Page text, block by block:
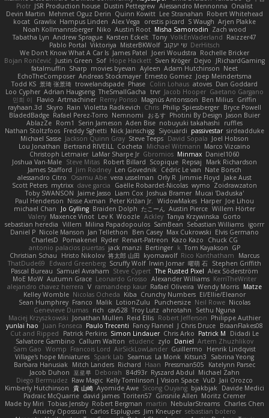
Piotr JSR Production house Dustin Pettegrew Alessandro Mennonna Onalist
Devin Martin Mehmet Oguz Derin Quinn Kowitt Lee Stranahan Robert Whitehead
kocat Grawlix Hampus Linden Alex Vega orestis picard S Waugh Arjen Plakke
Noah Kollmannsberger Niko Austin Root Misha Samorodin Zach wood
Tabatha Lyn Andrew Sprague Karsten Eckelt Tony VolkEnVaderland Raizzer47
Pablo Portal Viktoriya MisterBKWolf שי יעקוב DerHitsch
We Don't Know What A Car Is James Patel Joeri Woudstra Rochelle Bricker
Bojan Rončević
Justin Green Sof Hope Hackett Sven Kröger Dejvo
JRichardGaming
fatalmuffin Sharp movies byevan Ayleen Adam Hutchinson Neet
EchoTheComposer Andreas Stockmayer Ernesto Gomez Joep Meindertsma
Todd KS 景琦 张景琦 trowelandspade Phase Colin Lohaus atoves Dan Goddard
Loo Cypher Adrian Haugseng TheSmallGacha trvr Jacob Hooper Gaetano Gargano
민희 이
Flavio Artmachiner Remy Ponso Magnús Antonsson Ben Milius Griffin
rayhaan.3d
Skyro Rain Violetta Radkevich Chris Philip Spiessberger Bryce Powell
BladedBadge Rafael Perez-Torro Nemnomi おるす Photini By Design Jason Buier
AblazZe Rom1 Serin Jameson Aden Bise nobuyuki takahashi
ruffles
Nathan Stoltzfoos Freddy Sghetti Nick Jainschigg Siyouardi passivestar sirdeadduke
Michael Sasse Jackson Quinn Gray Steve Teeps David Sopala Joel Hobson
Lou Jonathan Bertrand RIVEILL Cocheta Michael Witmann Marco Vizcaino
Christoph Letmaier LaMar Sharpe Jr Gbromios Minmax Daniel1060
Joshua Van-Male Steve Mitas Robert Billard Scopique Repsaj
Mark Richardson
James Stafford Jim Rodney Len Govednik Cédric Le van Nate Borsch
alessandro Citro
Osamu Abe vera usselman Orly R Jimmie Floyd
Jake Aust
Scott Peters mytrixx dave garcia Gaëlle Robardet-Nicolas wymo Zoidrawzaton
Toby SWANSON Jaime Jasso Liam Cox Joshua Bramer Mucai 'Daduska'
Paul Henderson Nisse Axman Peter Križan Jr. WidowMakes Harper Joe Lihou
michael Chan
Jo Gylling Braiden Dolph たこーん Austin Pierce Willem Hörter
Valery Maxence Vinot Lev K Woozle Ackley Tanya Krzywinska Gorto
sebastian heredia Villem Milina Papadopoulos SamBean Sebastian Williams igorrr
Daniel P Nicole Manson Jan Tellethon Ben Casey Max Cukrowski Elvis Germano
CharlesD
Pomakenel Ryder Renart-Patreon Kazo Kazo
Chuck CG
antonio palacios puertas jack manzi Bertinger k Tom Kayakson GP
Christian Schau
Hristo Nikolov 将太郎 山田 kyomawolf Rico Kanthatham
Marcus
ThatDude69
Edward Greenberg Scruffy Wolf Irwin Jomar 曜萌 石 Stephen Griffith
Pascal Bureau Samuel Avraham Steve Cypert The Rusted Pixel Alex Söderström
MoE MoW Autumn Grace Leonardo Grosso Alexander Williams KerriTheWriter
alejandro chavez herrera V ramandeep kaur Rafael Oliveira Wendy Morris Matze
Kelley Womble Nicolas Ocheda Kiba Crunchy Numbers El/Ellie/Eleanor
Sean Humphrey Franco Malik LotionZulu Punchersize Neil Rowe Nicolas
Genevieve Dumas rich cav528 Troy Lutz ahrotahn
Sethu Nguna
Maciej Krzyszkowski Jonathan Mullen Reid Ellis Robert Jefferson Philippe Authier
yunlai hao
Juan Fonseca Paulo Trecenti Fancy Flannel J Chris Druce BraanFlakes08
Cut and Ripped
Patrick Perkins Simon Lindauer Chris Arko Patrick M
Didadi Le
Salvatore Gambino Callum Walton etudenc zylo Daniel Artem Zhuzhlikov
Sam Gao Womp Francois Lord AirSickLowLander Guillermo
Henrik Lindqvist
Village's hope Miniatures Spark Lab Seamus La Monk Kitsun3
Sabrina Yeong
Barbara Hanusiak
Mitch Landers Richard Haan Pressman505
Katelynn Parsec
Jacob Duhon 포로루 Deborah 84d93r Ryszard Abdul Michael Zahn
Diego Bermudez Raw Magic Kelly Tomlinson | Vision Space VuD Jaii Orozco
Kimberly Hutchinson 貴 山崎 Ayomide Awe Sicong Ouyang bjakbjak
Davide Medici
Padraic McQuarrie david james Toriten57 Ginsnile Allen Moritz Cremer
Made by Miri Tobias Jensby Robert Bergman martin NebularStreams Charles Chen
Anxiety Opossum Carlos Esplugues Jim Kneuper sebastian botero